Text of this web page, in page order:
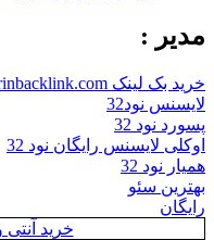
مدیر :
خرید بک لینک behtarinbacklink.com
لایسنس نود32
پسورد نود 32
اوکلی لایسنس رایگان نود 32
همیار نود 32
بهترین سئو
رایگان
خرید